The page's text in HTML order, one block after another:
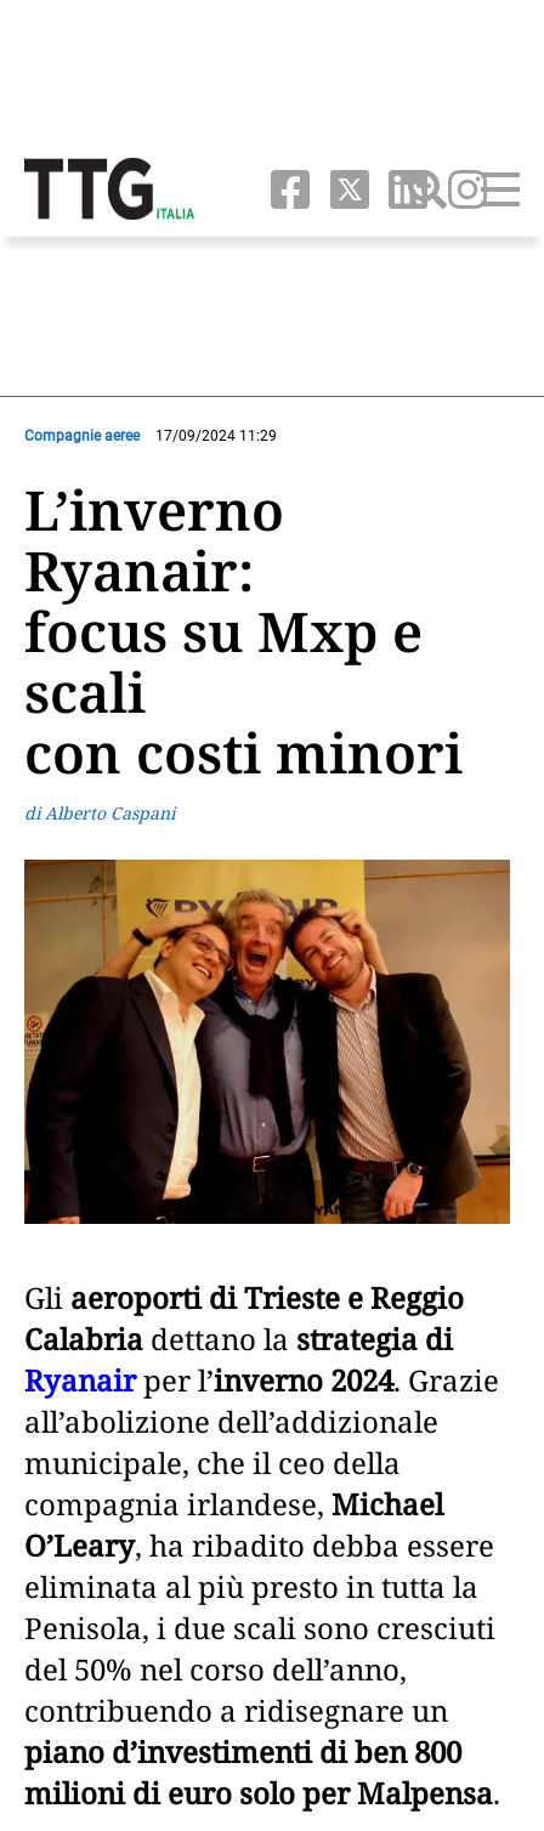
Compagnie aeree 17/09/2024 11:29
L’inverno
Ryanair:
focus su Mxp e
scali
con costi minori
di Alberto Caspani
Gli aeroporti di Trieste e Reggio
Calabria dettano la strategia di
Ryanairper l’inverno 2024. Grazie
all’abolizione dell’addizionale
municipale, che il ceo della
compagnia irlandese, Michael
O’Leary, ha ribadito debba essere
eliminata al più presto in tutta la
Penisola, i due scali sono cresciuti
del 50% nel corso dell’anno,
contribuendo a ridisegnare un
piano d’investimenti di ben 800
milioni di euro solo per Malpensa.